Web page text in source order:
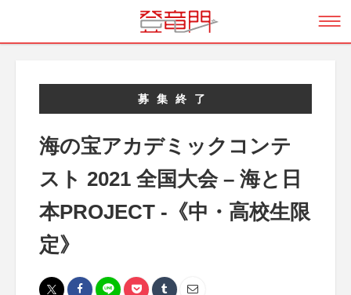
募集終了
海の宝アカデミックコンテ
スト 2021 全国大会 – 海と日
本PROJECT -《中・高校生限
定》